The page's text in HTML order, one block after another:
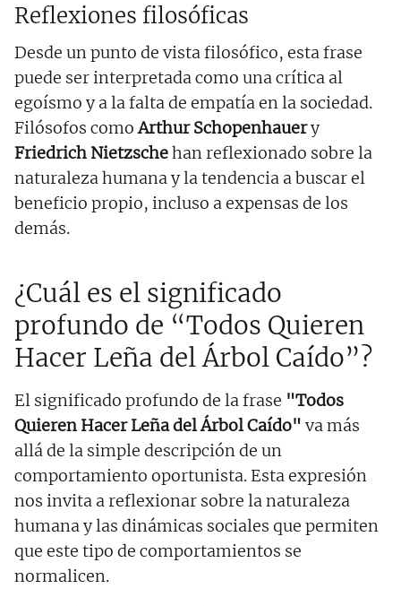
Reflexiones filosóficas
Desde un punto de vista filosófico, esta frase
puede ser interpretada como una crítica al
egoísmo y a la falta de empatía en la sociedad.
Filósofos comoArthur Schopenhauery
Friedrich Nietzschehan reflexionado sobre la
naturaleza humana y la tendencia a buscar el
beneficio propio, incluso a expensas de los
demás.
¿Cuál es el significado
profundo de “Todos Quieren
Hacer Leña del Árbol Caído”?
El significado profundo de la frase "Todos
Quieren Hacer Leña del Árbol Caído" va más
allá de la simple descripción de un
comportamiento oportunista. Esta expresión
nos invita a reflexionar sobre la naturaleza
humana y las dinámicas sociales que permiten
que este tipo de comportamientos se
normalicen.